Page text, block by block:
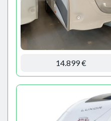
14.899 €